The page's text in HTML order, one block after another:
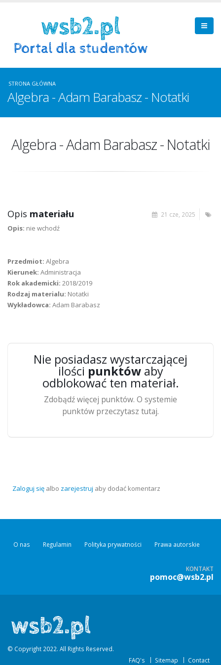
STRONA GŁÓWNA
Algebra - Adam Barabasz - Notatki
Algebra - Adam Barabasz - Notatki
21 cze, 2025
Opis materiału
Opis: nie wchodź
Przedmiot: Algebra
Kierunek: Administracja
Rok akademicki: 2018/2019
Rodzaj materialu: Notatki
Wykładowca: Adam Barabasz
Nie posiadasz wystarczającej
ilości punktówaby
odblokować ten materiał.
Zdobądź więcej punktów. O systemie
punktów przeczytasz tutaj.
Zaloguj się albo zarejestruj aby dodać komentarz
O nas Regulamin Polityka prywatności Prawa autorskie
KONTAKT
pomoc@wsb2.pl
© Copyright 2022. All Rights Reserved.
FAQ's
Sitemap Contact